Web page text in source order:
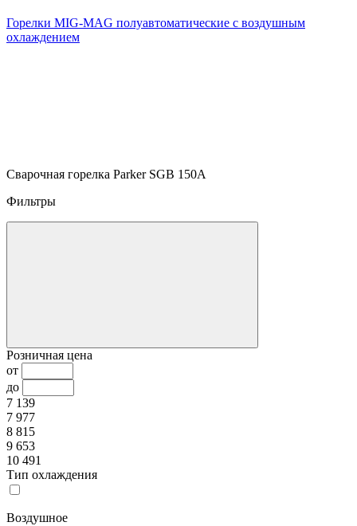
Горелки MIG-MAG полуавтоматические с воздушным
охлаждением
Сварочная горелка Parker SGB 150A
Фильтры
Розничная цена
от
до
7 139
7 977
8 815
9 653
10 491
Тип охлаждения
Воздушное